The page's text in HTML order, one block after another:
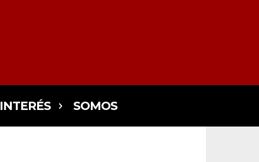
INTERÉS SOMOS